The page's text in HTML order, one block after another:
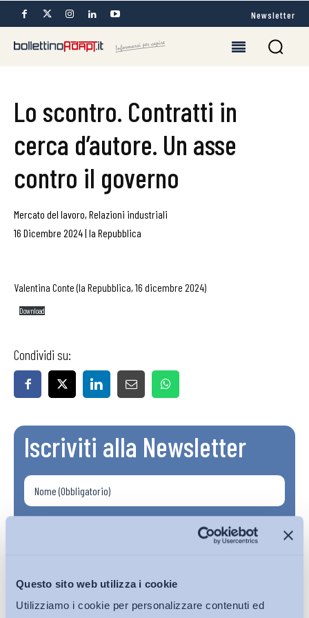
Questo sito web utilizza i cookie
Utilizziamo i cookie per personalizzare contenuti ed
Newsletter
Lo scontro. Contratti in
cerca d’autore. Un asse
contro il governo
Mercato del lavoro, Relazioni industriali
16 Dicembre 2024| la Repubblica
Valentina Conte (la Repubblica, 16 dicembre 2024)
Download
Condividi su:
Iscriviti alla Newsletter